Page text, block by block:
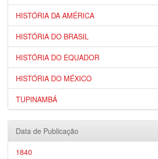
HISTÓRIA DA AMÉRICA
HISTÓRIA DO BRASIL
HISTÓRIA DO EQUADOR
HISTÓRIA DO MÉXICO
TUPINAMBÁ
Data de Publicação
1840